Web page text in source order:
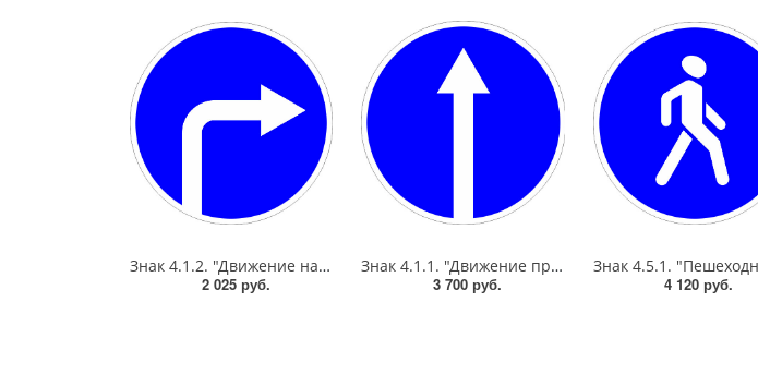
Знак 4.1.2. "Движение направо",D=700, Тип А Коммерческая (3 года),металл 0.8 мм
2 025 руб.
Знак 4.1.1. "Движение прямо",D=900, Тип А Коммерческая (3 года),металл 0.8 мм
3 700 руб.
4 120 руб.